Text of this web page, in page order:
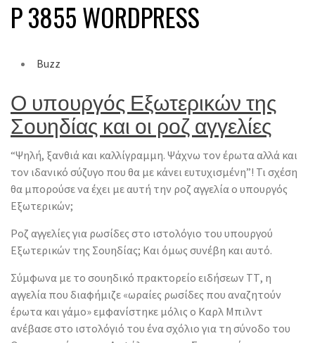
P 3855 WORDPRESS
Buzz
Ο υπουργός Εξωτερικών της
Σουηδίας και οι ροζ αγγελίες
“Ψηλή, ξανθιά και καλλίγραμμη. Ψάχνω τον έρωτα αλλά και
τον ιδανικό σύζυγο που θα με κάνει ευτυχισμένη”! Τι σχέση
θα μπορούσε να έχει με αυτή την ροζ αγγελία ο υπουργός
Εξωτερικών;
Ροζ αγγελίες για ρωσίδες στο ιστολόγιο του υπουργού
Εξωτερικών της Σουηδίας; Και όμως συνέβη και αυτό.
Σύμφωνα με το σουηδικό πρακτορείο ειδήσεων ΤΤ, η
αγγελία που διαφήμιζε «ωραίες ρωσίδες που αναζητούν
έρωτα και γάμο» εμφανίστηκε μόλις ο Καρλ Μπιλντ
ανέβασε στο ιστολόγιό του ένα σχόλιο για τη σύνοδο του